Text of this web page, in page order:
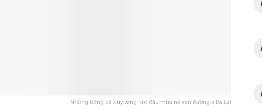
Những bông dã quỳ vàng rực đầu mùa nở ven đường ở Đà Lạt